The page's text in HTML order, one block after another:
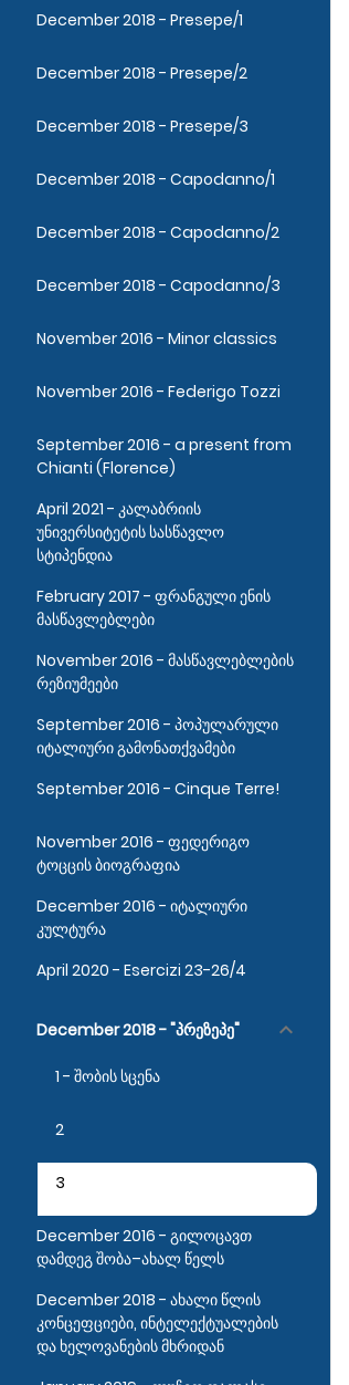
December 2018 - Presepe/1
December 2018 - Presepe/2
December 2018 - Presepe/3
December 2018 - Capodanno/1
December 2018 - Capodanno/2
December 2018 - Capodanno/3
November 2016 - Minor classics
November 2016 - Federigo Tozzi
September 2016 - a present from
Chianti (Florence)
April 2021 - კალაბრიის
უნივერსიტეტის სასწავლო
სტიპენდია
February 2017 - ფრანგული ენის
მასწავლებლები
November 2016 - მასწავლებლების
რეზიუმეები
September 2016 - პოპულარული
იტალიური გამონათქვამები
September 2016 - Cinque Terre!
November 2016 - ფედერიგო
ტოცცის ბიოგრაფია
December 2016 - იტალიური
კულტურა
April 2020 - Esercizi 23-26/4
December 2018 - "პრეზეპე" keyboard_arrow_down
1 - შობის სცენა
2
3
December 2016 - გილოცავთ
დამდეგ შობა–ახალ წელს
December 2018 - ახალი წლის
კონცეფციები, ინტელექტუალების
და ხელოვანების მხრიდან